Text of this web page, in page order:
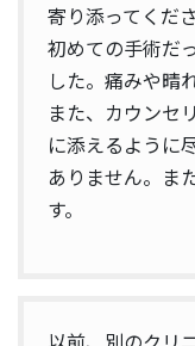
寄り添ってくだ
初めての手術だ
した。痛みや晴
また、カウンセ
に添えるように
ありません。ま
す。